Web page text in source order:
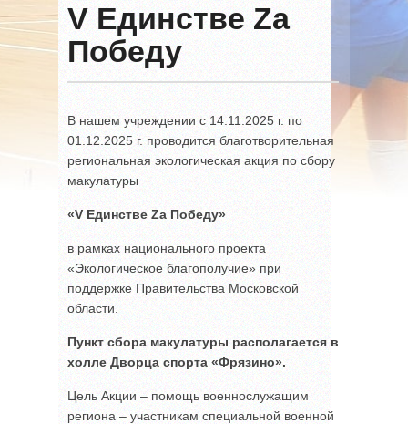
V Единстве Za
Победу
В нашем учреждении с 14.11.2025 г. по
01.12.2025 г. проводится благотворительная
региональная экологическая акция по сбору
макулатуры
«VЕдинстве Za Победу»
в рамках национального проекта
«Экологическое благополучие» при
поддержке Правительства Московской
области.
Пункт сбора макулатуры располагается в
холле Дворца спорта «Фрязино».
Цель Акции – помощь военнослужащим
региона – участникам специальной военной